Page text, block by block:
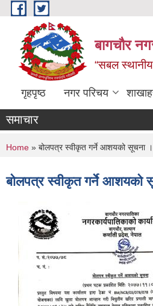
Skip to main content
बागचौर
“सबल
गृहपृष्ठ नगर परिचय
समाचार
You are here
Home » बोलपत्र स्वीकृत गर्ने आशयको सूचना ।
बोलपत्र स्वीकृत गर्ने आशयको